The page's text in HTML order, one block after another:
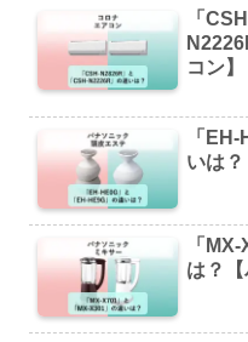
「
コン】
「
いは？
「
は？【